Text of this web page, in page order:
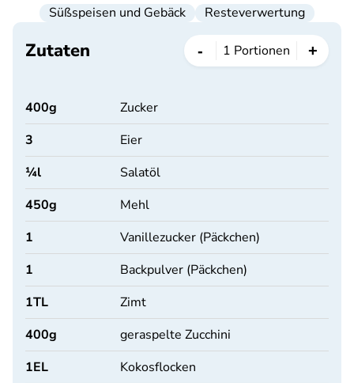
Süßspeisen und Gebäck
Resteverwertung
Zutaten - 1 Portionen +
400g
Zucker
3
Eier
¼l
Salatöl
450g
Mehl
1
Vanillezucker (Päckchen)
1
Backpulver (Päckchen)
1TL
Zimt
400g
geraspelte Zucchini
1EL
Kokosflocken